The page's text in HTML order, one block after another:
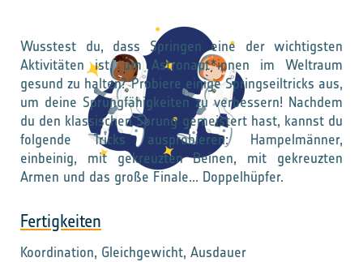
Wusstest du, dass Springen eine der wichtigsten
Aktivitäten ist, um Astronaut*innen im Weltraum
gesund zu halten? Probiere einige Springseiltricks aus,
um deine Sprungfähigkeiten zu verbessern! Nachdem
du den klassischen Sprung gemeistert hast, kannst du
folgende Tricks ausprobieren: Hampelmänner,
einbeinig, mit gekreuzten Beinen, mit gekreuzten
Armen und das große Finale... Doppelhüpfer.
Fertigkeiten
Koordination, Gleichgewicht, Ausdauer